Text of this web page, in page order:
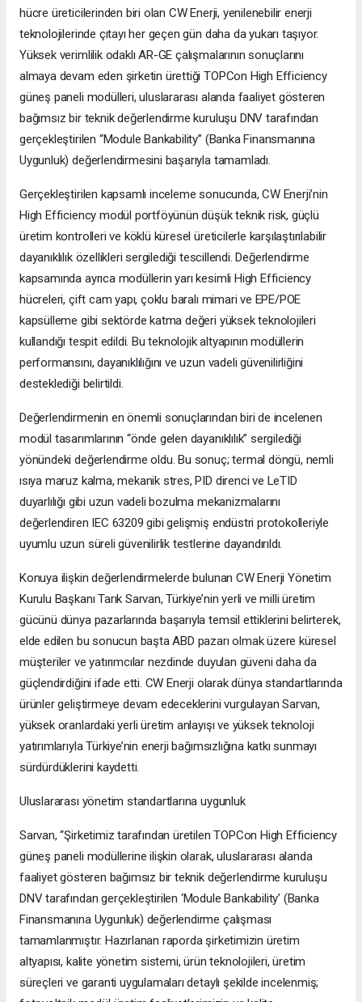
hücre üreticilerinden biri olan CW Enerji, yenilenebilir enerji
teknolojilerinde çıtayı her geçen gün daha da yukarı taşıyor.
Yüksek verimlilik odaklı AR-GE çalışmalarının sonuçlarını
almaya devam eden şirketin ürettiği TOPCon High Efficiency
güneş paneli modülleri, uluslararası alanda faaliyet gösteren
bağımsız bir teknik değerlendirme kuruluşu DNV tarafından
gerçekleştirilen “Module Bankability” (Banka Finansmanına
Uygunluk) değerlendirmesini başarıyla tamamladı.
Gerçekleştirilen kapsamlı inceleme sonucunda, CW Enerji’nin
High Efficiency modül portföyünün düşük teknik risk, güçlü
üretim kontrolleri ve köklü küresel üreticilerle karşılaştırılabilir
dayanıklılık özellikleri sergilediği tescillendi. Değerlendirme
kapsamında ayrıca modüllerin yarı kesimli High Efficiency
hücreleri, çift cam yapı, çoklu baralı mimari ve EPE/POE
kapsülleme gibi sektörde katma değeri yüksek teknolojileri
kullandığı tespit edildi. Bu teknolojik altyapının modüllerin
performansını, dayanıklılığını ve uzun vadeli güvenilirliğini
desteklediği belirtildi.
Değerlendirmenin en önemli sonuçlarından biri de incelenen
modül tasarımlarının “önde gelen dayanıklılık” sergilediği
yönündeki değerlendirme oldu. Bu sonuç; termal döngü, nemli
ısıya maruz kalma, mekanik stres, PID direnci ve LeTID
duyarlılığı gibi uzun vadeli bozulma mekanizmalarını
değerlendiren IEC 63209 gibi gelişmiş endüstri protokolleriyle
uyumlu uzun süreli güvenilirlik testlerine dayandırıldı.
Konuya ilişkin değerlendirmelerde bulunan CW Enerji Yönetim
Kurulu Başkanı Tarık Sarvan, Türkiye’nin yerli ve milli üretim
gücünü dünya pazarlarında başarıyla temsil ettiklerini belirterek,
elde edilen bu sonucun başta ABD pazarı olmak üzere küresel
müşteriler ve yatırımcılar nezdinde duyulan güveni daha da
güçlendirdiğini ifade etti. CW Enerji olarak dünya standartlarında
ürünler geliştirmeye devam edeceklerini vurgulayan Sarvan,
yüksek oranlardaki yerli üretim anlayışı ve yüksek teknoloji
yatırımlarıyla Türkiye’nin enerji bağımsızlığına katkı sunmayı
sürdürdüklerini kaydetti.
Uluslararası yönetim standartlarına uygunluk
Sarvan, “Şirketimiz tarafından üretilen TOPCon High Efficiency
güneş paneli modüllerine ilişkin olarak, uluslararası alanda
faaliyet gösteren bağımsız bir teknik değerlendirme kuruluşu
DNV tarafından gerçekleştirilen ‘Module Bankability’ (Banka
Finansmanına Uygunluk) değerlendirme çalışması
tamamlanmıştır. Hazırlanan raporda şirketimizin üretim
altyapısı, kalite yönetim sistemi, ürün teknolojileri, üretim
süreçleri ve garanti uygulamaları detaylı şekilde incelenmiş;